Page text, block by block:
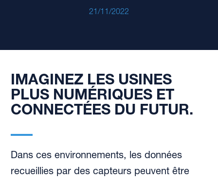
21/11/2022
IMAGINEZ LES USINES
PLUS NUMÉRIQUES ET
CONNECTÉES DU FUTUR.
Dans ces environnements, les données
recueillies par des capteurs peuvent être